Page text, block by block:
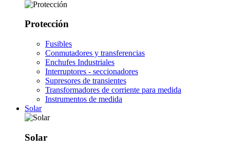
Protección
Fusibles
Conmutadores y transferencias
Enchufes Industriales
Interruptores - seccionadores
Supresores de transientes
Transformadores de corriente para medida
Instrumentos de medida
Solar
Solar